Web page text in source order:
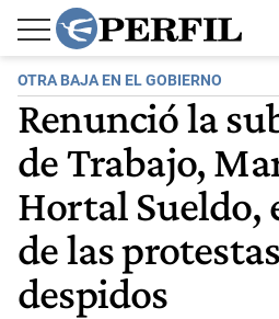
OTRA BAJA EN EL GOBIERNO
Renunció la
de Trabajo,
Hortal Sueldo,
de las
despidos